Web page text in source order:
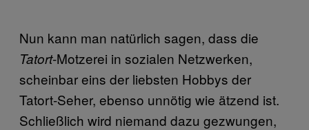
Nun kann man natürlich sagen, dass die
Tatort-Motzerei in sozialen Netzwerken,
scheinbar eins der liebsten Hobbys der
Tatort-Seher, ebenso unnötig wie ätzend ist.
Schließlich wird niemand dazu gezwungen,